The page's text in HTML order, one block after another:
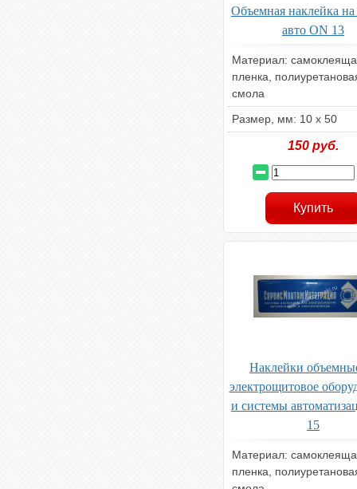
Объемная наклейка на
авто ON 13
Материал:
пленка,
смола
Размер, мм: 10 х 50
150 руб.
Наклейки
электрощитовое
и системы
15
Материал:
пленка,